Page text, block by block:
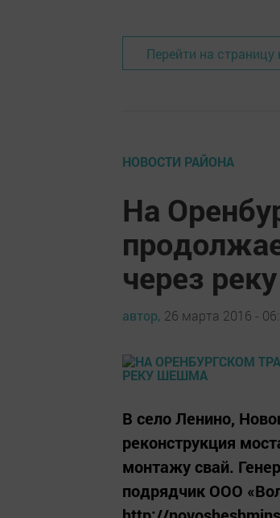
Перейти на страницу
НОВОСТИ РАЙОНА
На
через
автор, 26 марта 2016 -
В село Ленино,
реконструкция
монтажу свай.
подрядчик ООО